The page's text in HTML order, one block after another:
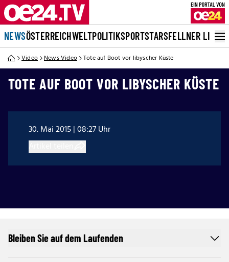
NEWSÖSTERREICHWELTPOLITIKSPORTSTARSFELLNER LIVE
Video News Video Tote auf Boot vor libyscher Küste
TOTE AUF BOOT VOR LIBYSCHER KÜSTE
30. Mai 2015 | 08:27 Uhr
Bleiben Sie auf dem Laufenden